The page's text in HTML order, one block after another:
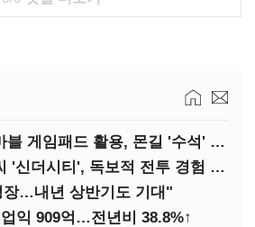
(지스타2025)넷마블 게임패드 활용, 몬길 '수석' 7대죄 '차석'
(지스타2025)엔씨 '신더시티', 독보적 전투 경험 필요
장…내년 상반기도 기대"
익 909억…전년비 38.8%↑